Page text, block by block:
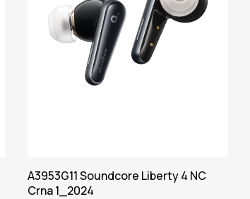
A3953G11 Soundcore Liberty 4 NC
Crna 1_2024